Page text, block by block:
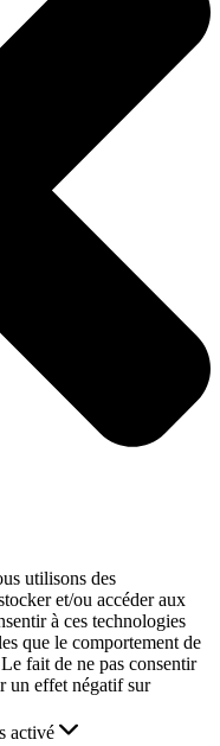
utilisons des
et/ou accéder aux
à ces technologies
que le comportement de
fait de ne pas consentir
un effet négatif sur
activé